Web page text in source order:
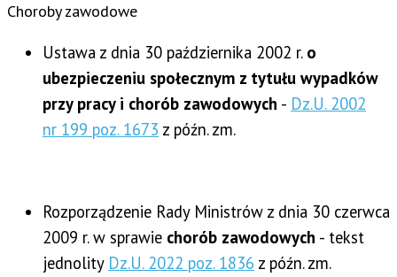
Choroby zawodowe
Ustawa z dnia 30 października 2002 r. o
ubezpieczeniu społecznym z tytułu wypadków
przy pracy i chorób zawodowych - Dz.U. 2002
nr 199 poz. 1673 z późn. zm.
Rozporządzenie Rady Ministrów z dnia 30 czerwca
2009 r. w sprawie chorób zawodowych - tekst
jednolity Dz.U. 2022 poz. 1836 z późn. zm.